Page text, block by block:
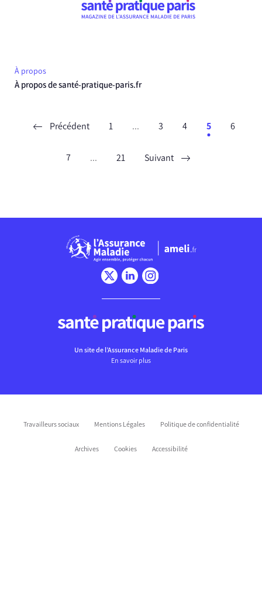
À propos
À propos de santé-pratique-paris.fr
Précédent 1 ... 3 4 5 6
7 ... 21 Suivant
Un site de l’Assurance Maladie de Paris
En savoir plus
Travailleurs sociaux Mentions Légales Politique de confidentialité
Archives Cookies Accessibilité